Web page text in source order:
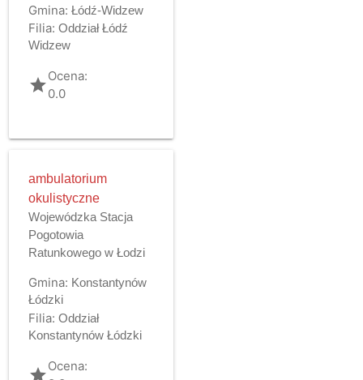
Gmina: Łódź-Widzew
Filia: Oddział Łódź
Widzew
gradeOcena:
0.0
ambulatorium
okulistyczne
Wojewódzka Stacja
Pogotowia
Ratunkowego w Łodzi
Gmina: Konstantynów
Łódzki
Filia: Oddział
Konstantynów Łódzki
gradeOcena: